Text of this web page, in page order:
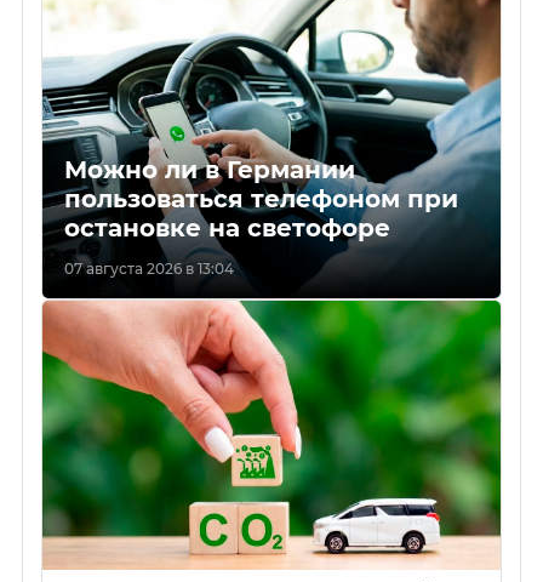
Можно ли в Германии
пользоваться телефоном при
остановке на светофоре
07 августа 2026 в 13:04